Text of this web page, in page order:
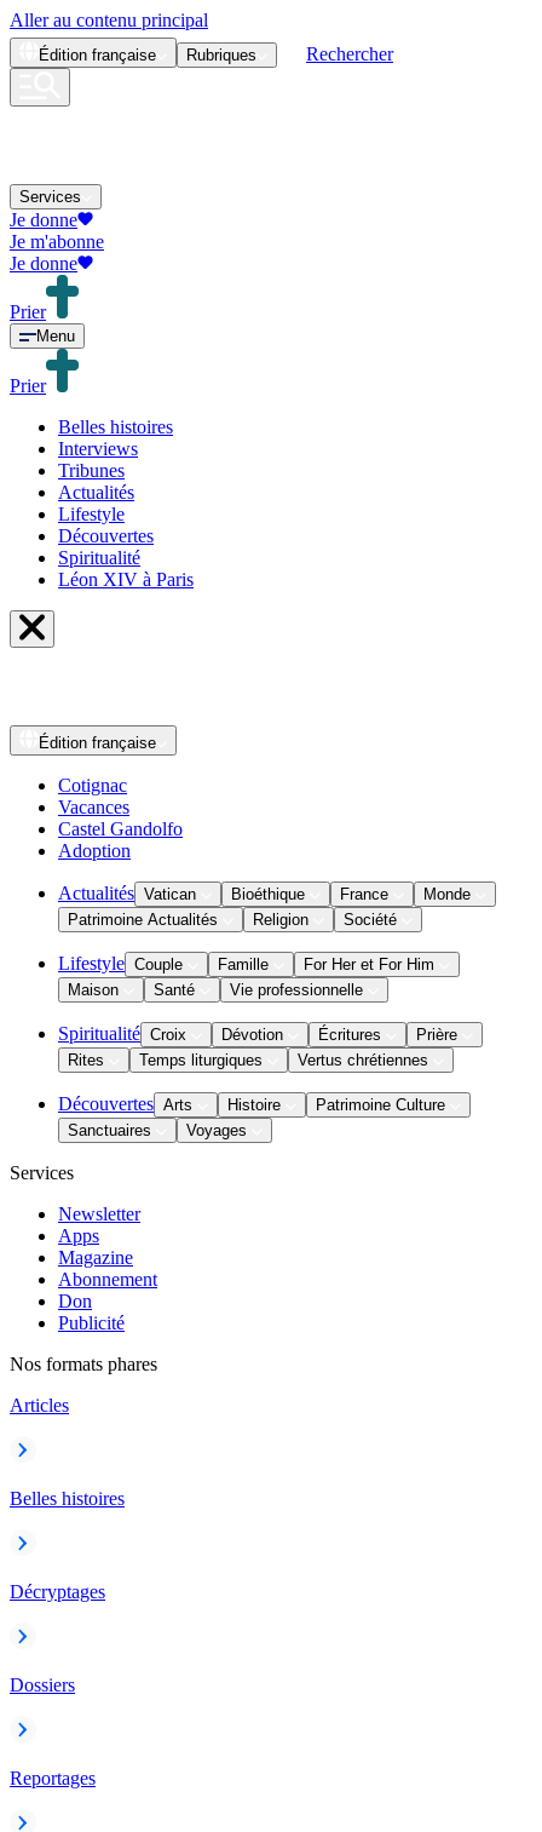
Aller au contenu principal
Édition française Rubriques Rechercher
Services
Je donne
Je m'abonne
Je donne
Prier
Menu
Prier
Belles histoires
Interviews
Tribunes
Actualités
Lifestyle
Découvertes
Spiritualité
Léon XIV à Paris
Édition française
Cotignac
Vacances
Castel Gandolfo
Adoption
Actualités Vatican Bioéthique France
Monde
Patrimoine Actualités
Religion Société
Lifestyle Couple Famille
For Her et For Him
Maison
Santé Vie professionnelle
Spiritualité Croix Dévotion Écritures
Prière
Rites
Temps liturgiques Vertus chrétiennes
Découvertes Arts Histoire
Patrimoine Culture
Sanctuaires
Voyages
Services
Newsletter
Apps
Magazine
Abonnement
Don
Publicité
Nos formats phares
Articles
Belles histoires
Décryptages
Dossiers
Reportages